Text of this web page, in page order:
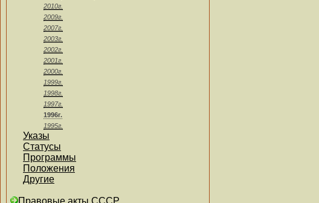
2010г.
2009г.
2007г.
2003г.
2002г.
2001г.
2000г.
1999г.
1998г.
1997г.
1996г.
1995г.
Указы
Статусы
Программы
Положения
Другие
Правовые акты СССР